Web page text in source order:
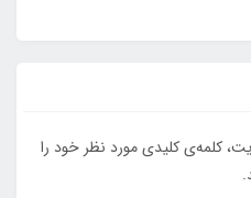
کلمه‌ی کلیدی مورد نظر خود را